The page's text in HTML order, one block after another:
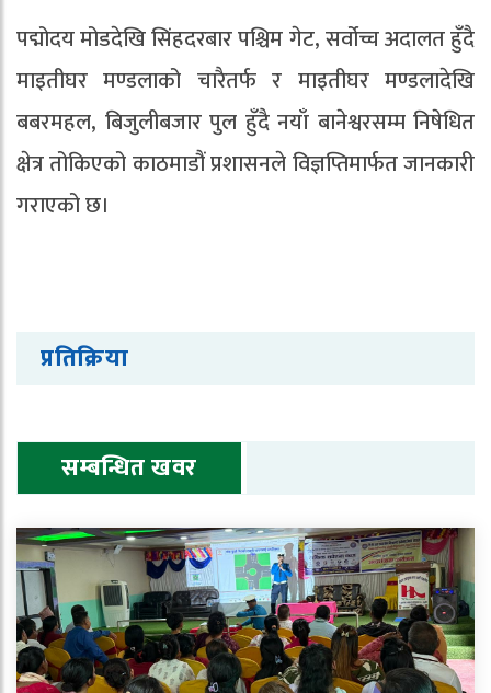
पद्मोदय मोडदेखि सिंहदरबार पश्चिम गेट, सर्वोच्च अदालत हुँदै
माइतीघर मण्डलाको चारैतर्फ र माइतीघर मण्डलादेखि
बबरमहल, बिजुलीबजार पुल हुँदै नयाँ बानेश्वरसम्म निषेधित
क्षेत्र तोकिएको काठमाडौं प्रशासनले विज्ञप्तिमार्फत जानकारी
गराएको छ।
प्रतिक्रिया
सम्बन्धित खवर